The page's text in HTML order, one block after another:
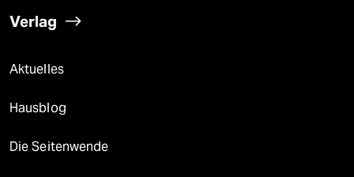
Verlag
Aktuelles
Hausblog
Die Seitenwende